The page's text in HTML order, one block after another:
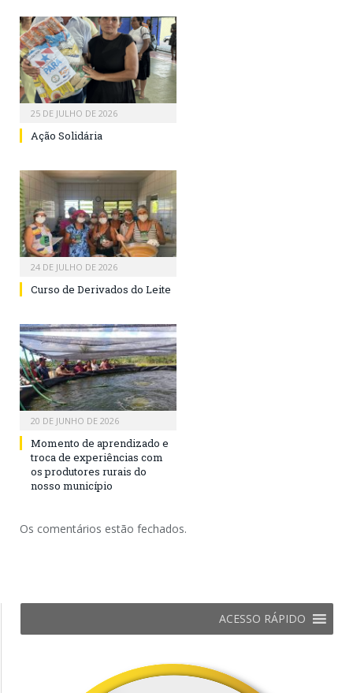
25 DE JULHO DE 2026
Ação Solidária
24 DE JULHO DE 2026
Curso de Derivados do Leite
20 DE JUNHO DE 2026
Momento de aprendizado e
troca de experiências com
os produtores rurais do
nosso município
Os comentários estão fechados.
ACESSO RÁPIDO